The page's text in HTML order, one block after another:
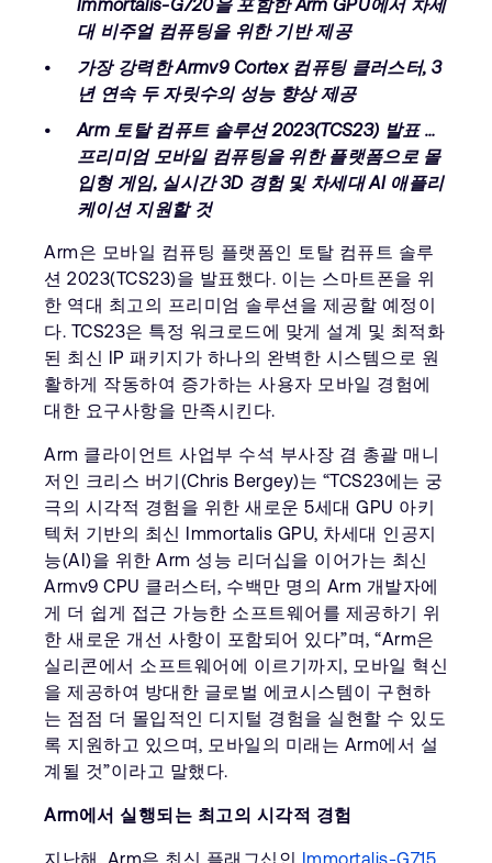
Website issues
Report security vulnerability
Bank verification
Arm global headquarters
110 Fulbourn Road
CB1 9NJ
Tel: + 44(1223) 400 400 [main reception]
Fax: + 44(1223) 400 410
See global offices
Dashboard
Manage your account
Profile and Settings
Immortalis-G720을 포함한Arm GPU에서 차세
대 비주얼 컴퓨팅을 위한 기반 제공
가장 강력한Armv9 Cortex 컴퓨팅 클러스터, 3
년 연속 두 자릿수의 성능 향상 제공
Arm 토탈 컴퓨트 솔루션2023(TCS23) 발표 …
프리미엄 모바일 컴퓨팅을 위한 플랫폼으로 몰
입형 게임, 실시간3D 경험 및 차세대AI 애플리
케이션 지원할 것
Arm은 모바일 컴퓨팅 플랫폼인 토탈 컴퓨트 솔루
션 2023(TCS23)을 발표했다. 이는 스마트폰을 위
한 역대 최고의 프리미엄 솔루션을 제공할 예정이
다. TCS23은 특정 워크로드에 맞게 설계 및 최적화
된 최신 IP 패키지가 하나의 완벽한 시스템으로 원
활하게 작동하여 증가하는 사용자 모바일 경험에
대한 요구사항을 만족시킨다.
Arm 클라이언트 사업부 수석 부사장 겸 총괄 매니
저인 크리스 버기(Chris Bergey)는 “TCS23에는 궁
극의 시각적 경험을 위한 새로운 5세대 GPU 아키
텍처 기반의 최신 Immortalis GPU, 차세대 인공지
능(AI)을 위한 Arm 성능 리더십을 이어가는 최신
Armv9 CPU 클러스터, 수백만 명의 Arm 개발자에
게 더 쉽게 접근 가능한 소프트웨어를 제공하기 위
한 새로운 개선 사항이 포함되어 있다”며, “Arm은
실리콘에서 소프트웨어에 이르기까지, 모바일 혁신
을 제공하여 방대한 글로벌 에코시스템이 구현하
는 점점 더 몰입적인 디지털 경험을 실현할 수 있도
록 지원하고 있으며, 모바일의 미래는 Arm에서 설
계될 것”이라고 말했다.
Arm에서 실행되는 최고의 시각적 경험
지난해, Arm은 최신 플래그십인 Immortalis-G715